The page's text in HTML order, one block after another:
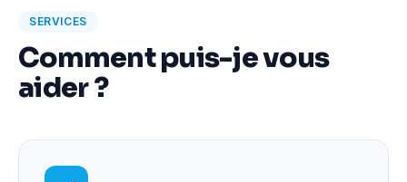
SERVICES
Comment puis-je vous
aider ?